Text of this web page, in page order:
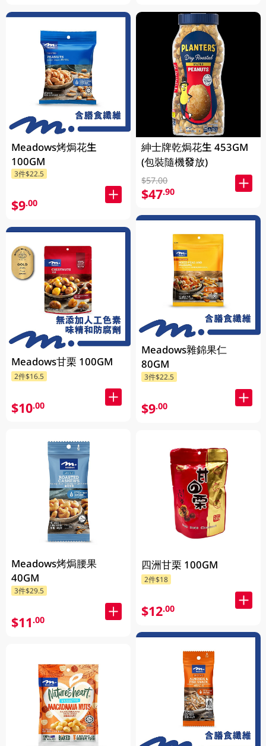
Meadows烤焗花生
100GM
3件$22.5
$9.00
Meadows甘栗 100GM
2件$16.5
$10.00
Meadows烤焗腰果
40GM
3件$29.5
$11.00
紳士牌乾焗花生 453GM
(包裝隨機發放)
$57.00
$47.90
Meadows雜錦果仁
80GM
3件$22.5
$9.00
四洲甘栗 100GM
2件$18
$12.00